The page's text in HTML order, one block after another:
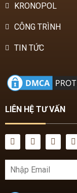
KRONOPOL
CÔNG TRÌNH
TIN TỨC
LIÊN HỆ TƯ VẤN